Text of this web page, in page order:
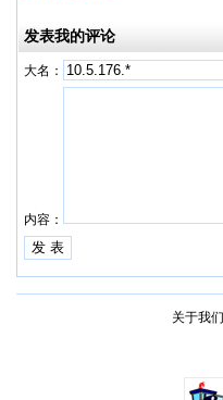
发表我的评论
大名：
内容：
关于我们